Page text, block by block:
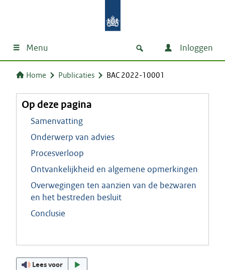
Menu Inloggen
Home Publicaties BAC 2022-10001
Op deze pagina
Samenvatting
Onderwerp van advies
Procesverloop
Ontvankelijkheid en algemene opmerkingen
Overwegingen ten aanzien van de bezwaren
en het bestreden besluit
Conclusie
Lees voor